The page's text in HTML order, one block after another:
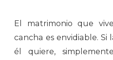
El matrimonio que
cancha es envidiable. Si
él quiere,